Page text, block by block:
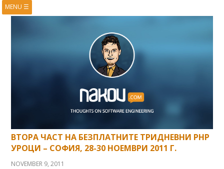
MENU ☰
ВТОРА ЧАСТ НА БЕЗПЛАТНИТЕ ТРИДНЕВНИ PHP
УРОЦИ – СОФИЯ, 28-30 НОЕМВРИ 2011 Г.
NOVEMBER 9, 2011